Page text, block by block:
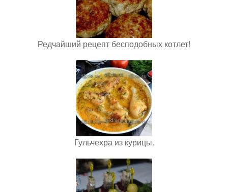
Редчайший рецепт бесподобных котлет!
Гульчехра из курицы.